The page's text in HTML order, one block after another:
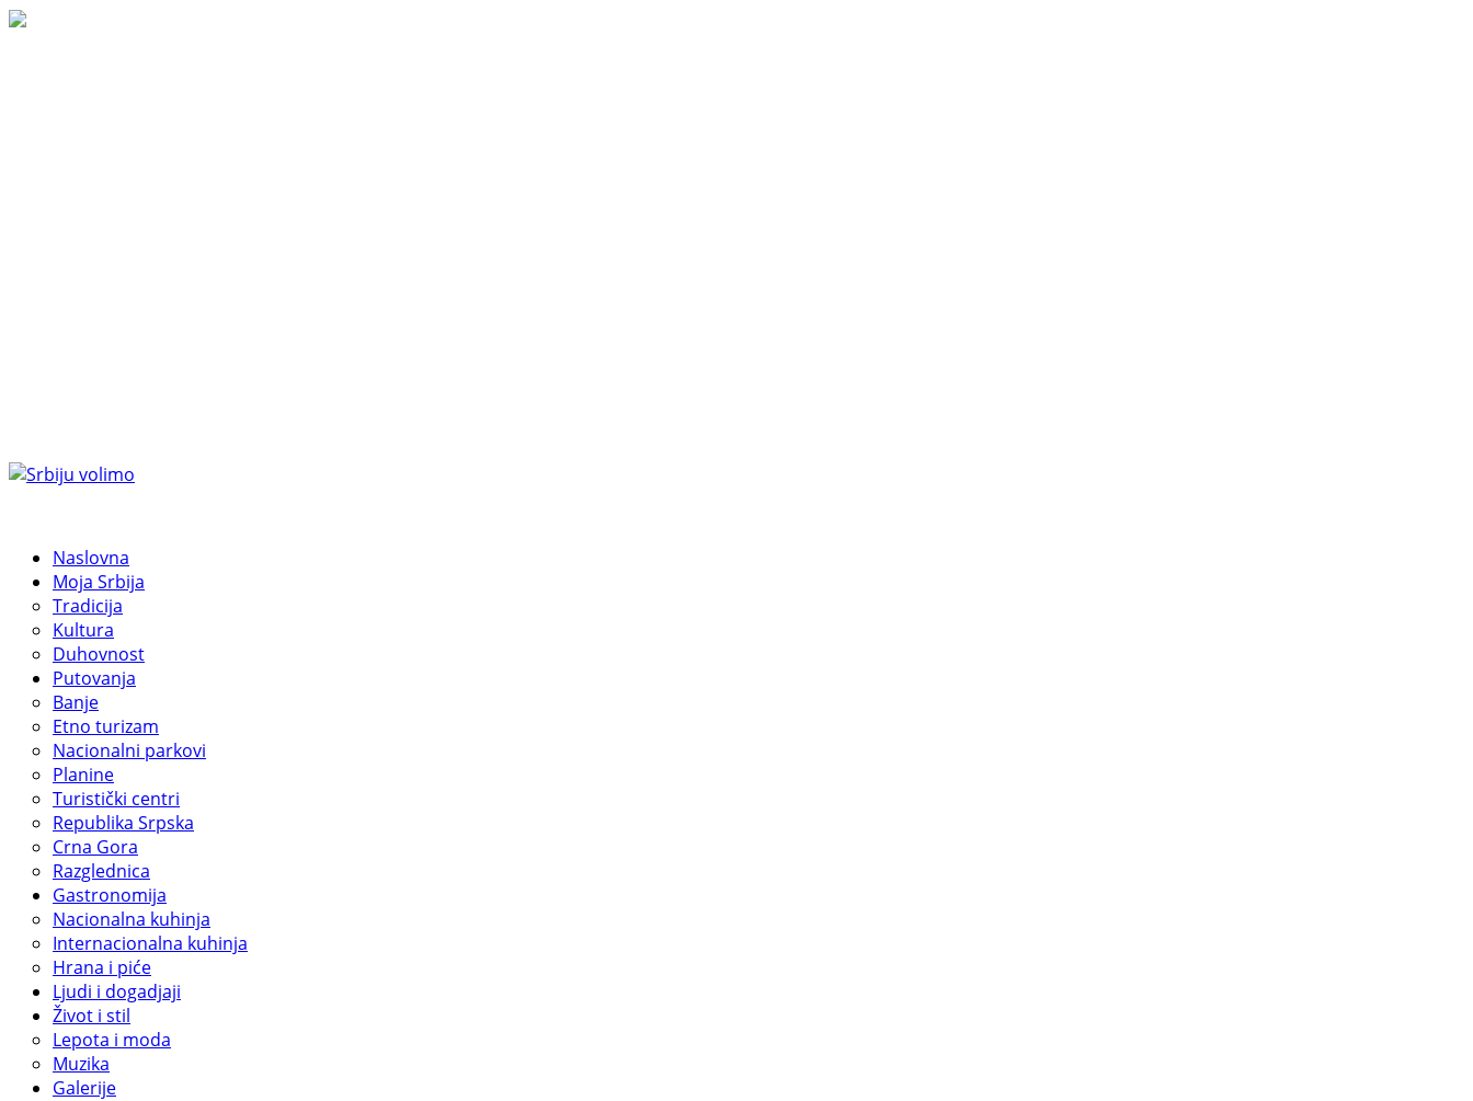
Naslovna
Moja Srbija
Tradicija
Kultura
Duhovnost
Putovanja
Banje
Etno turizam
Nacionalni parkovi
Planine
Turistički centri
Republika Srpska
Crna Gora
Razglednica
Gastronomija
Nacionalna kuhinja
Internacionalna kuhinja
Hrana i piće
Ljudi i dogadjaji
Život i stil
Lepota i moda
Muzika
Galerije